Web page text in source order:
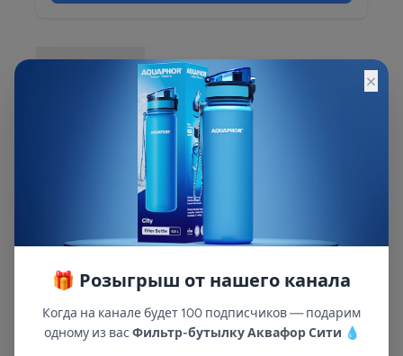
Описание и характеристики смотрите на
×
🎁 Розыгрыш от нашего канала
Когда на канале будет 100 подписчиков — подарим
одному из вас Фильтр-бутылку Аквафор Сити 💧